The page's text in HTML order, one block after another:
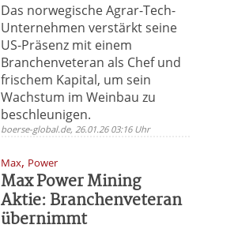
Das norwegische Agrar-Tech-
Unternehmen verstärkt seine
US-Präsenz mit einem
Branchenveteran als Chef und
frischem Kapital, um sein
Wachstum im Weinbau zu
beschleunigen.
boerse-global.de, 26.01.26 03:16 Uhr
Max, Power
Max Power Mining
Aktie: Branchenveteran
übernimmt